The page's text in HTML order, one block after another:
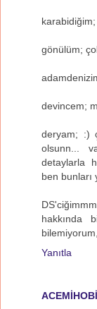
karabidiğim;
gönülüm;
devincem;
deryam; :)
olsunn...
detaylarla
ben bunları
hakkında
Yanıtla